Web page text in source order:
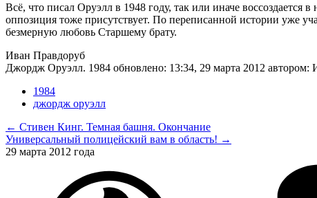
Всё, что писал Оруэлл в 1948 году, так или иначе
оппозиция тоже присутствует. По переписанной истории уже
безмерную любовь Старшему брату.
Иван Правдоруб
Джордж Оруэлл. 1984 обновлено: 13:34, 29 марта 2012 автором:
1984
джордж оруэлл
← Стивен Кинг. Темная башня. Окончание
Универсальный полицейский вам в область! →
29 марта 2012 года